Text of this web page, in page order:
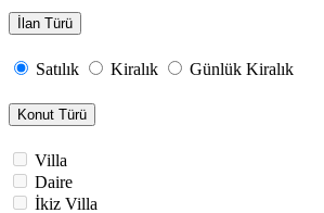
İlan Türü
Satılık Kiralık Günlük Kiralık
Konut Türü
Villa
Daire
İkiz Villa